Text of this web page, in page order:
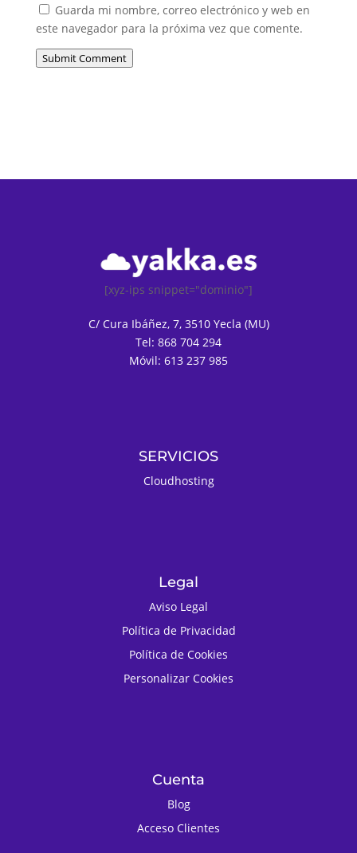
Guarda mi nombre, correo electrónico y web en
este navegador para la próxima vez que comente.
Submit Comment
[xyz-ips snippet="dominio"]
C/ Cura Ibáñez, 7, 3510 Yecla (MU)
Tel: 868 704 294
Móvil: 613 237 985
SERVICIOS
Cloudhosting
Legal
Aviso Legal
Política de Privacidad
Política de Cookies
Personalizar Cookies
Cuenta
Blog
Acceso Clientes